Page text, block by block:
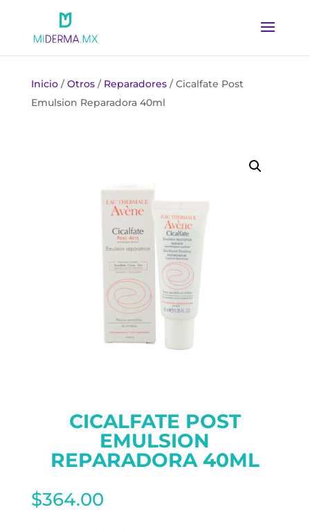
Inicio/Otros/ Reparadores/ Cicalfate Post
Emulsion Reparadora 40ml
CICALFATE POST
EMULSION
REPARADORA 40ML
$364.00